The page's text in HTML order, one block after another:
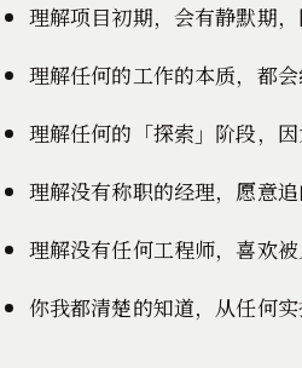
理解项目初期，会有静默期
理解任何的工作的本质，都
理解任何的「探索」阶段，
理解没有称职的经理，愿意
理解没有任何工程师，喜欢
你我都清楚的知道，从任何